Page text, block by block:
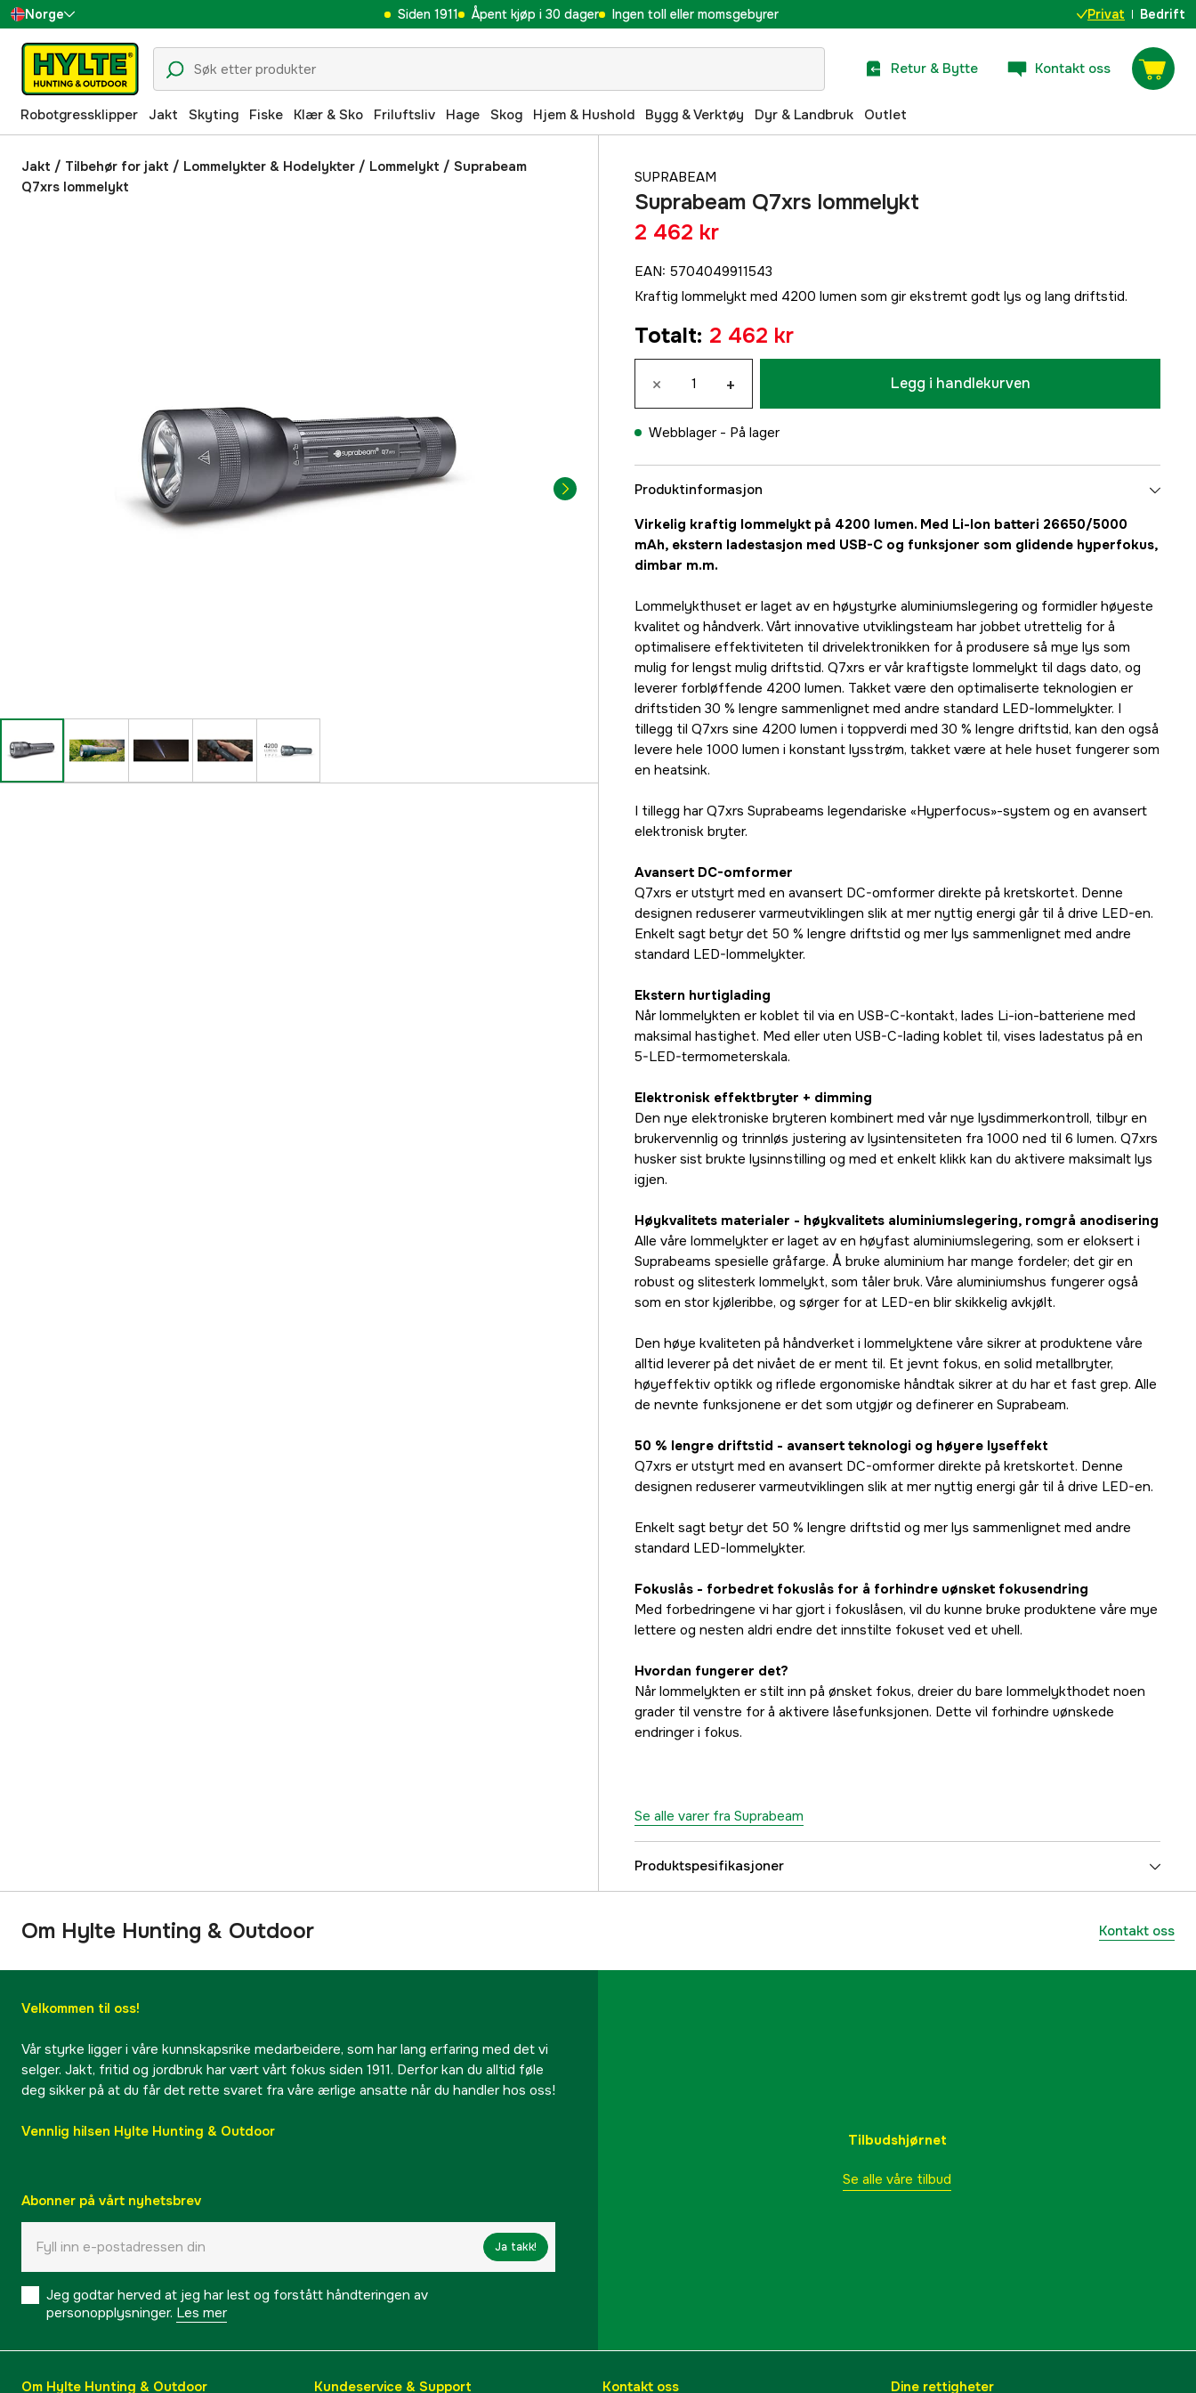
Norge
Sverige
Danmark
Suomi
Deutschland
Siden 1911 Åpent kjøp i 30 dager Ingen toll eller momsgebyrer Privat Bedrift
Retur & Bytte Kontakt oss
Robotgressklipper Jakt Skyting Fiske Klær & Sko Friluftsliv Hage Skog Hjem & Hushold Bygg & Verktøy Dyr & Landbruk Outlet
Jakt / Tilbehør for jakt / Lommelykter & Hodelykter / Lommelykt / Suprabeam
Q7xrs lommelykt
SUPRABEAM
Suprabeam Q7xrs lommelykt
2 462 kr
EAN: 5704049911543
Kraftig lommelykt med 4200 lumen som gir ekstremt godt lys og lang driftstid.
Totalt: 2 462 kr
× + Legg i handlekurven
Webblager - På lager
Produktinformasjon
Virkelig kraftig lommelykt på 4200 lumen. Med Li-Ion batteri 26650/5000
mAh, ekstern ladestasjon med USB-C og funksjoner som glidende hyperfokus,
dimbar m.m.
Lommelykthuset er laget av en høystyrke aluminiumslegering og formidler høyeste
kvalitet og håndverk. Vårt innovative utviklingsteam har jobbet utrettelig for å
optimalisere effektiviteten til drivelektronikken for å produsere så mye lys som
mulig for lengst mulig driftstid. Q7xrs er vår kraftigste lommelykt til dags dato, og
leverer forbløffende 4200 lumen. Takket være den optimaliserte teknologien er
driftstiden 30 % lengre sammenlignet med andre standard LED-lommelykter. I
tillegg til Q7xrs sine 4200 lumen i toppverdi med 30 % lengre driftstid, kan den også
levere hele 1000 lumen i konstant lysstrøm, takket være at hele huset fungerer som
en heatsink.
I tillegg har Q7xrs Suprabeams legendariske «Hyperfocus»-system og en avansert
elektronisk bryter.
Avansert DC-omformer
Q7xrs er utstyrt med en avansert DC-omformer direkte på kretskortet. Denne
designen reduserer varmeutviklingen slik at mer nyttig energi går til å drive LED-en.
Enkelt sagt betyr det 50 % lengre driftstid og mer lys sammenlignet med andre
standard LED-lommelykter.
Ekstern hurtiglading
Når lommelykten er koblet til via en USB-C-kontakt, lades Li-ion-batteriene med
maksimal hastighet. Med eller uten USB-C-lading koblet til, vises ladestatus på en
5-LED-termometerskala.
Elektronisk effektbryter + dimming
Den nye elektroniske bryteren kombinert med vår nye lysdimmerkontroll, tilbyr en
brukervennlig og trinnløs justering av lysintensiteten fra 1000 ned til 6 lumen. Q7xrs
husker sist brukte lysinnstilling og med et enkelt klikk kan du aktivere maksimalt lys
igjen.
Høykvalitets materialer - høykvalitets aluminiumslegering, romgrå anodisering
Alle våre lommelykter er laget av en høyfast aluminiumslegering, som er eloksert i
Suprabeams spesielle gråfarge. Å bruke aluminium har mange fordeler; det gir en
robust og slitesterk lommelykt, som tåler bruk. Våre aluminiumshus fungerer også
som en stor kjøleribbe, og sørger for at LED-en blir skikkelig avkjølt.
Den høye kvaliteten på håndverket i lommelyktene våre sikrer at produktene våre
alltid leverer på det nivået de er ment til. Et jevnt fokus, en solid metallbryter,
høyeffektiv optikk og riflede ergonomiske håndtak sikrer at du har et fast grep. Alle
de nevnte funksjonene er det som utgjør og definerer en Suprabeam.
50 % lengre driftstid - avansert teknologi og høyere lyseffekt
Q7xrs er utstyrt med en avansert DC-omformer direkte på kretskortet. Denne
designen reduserer varmeutviklingen slik at mer nyttig energi går til å drive LED-en.
Enkelt sagt betyr det 50 % lengre driftstid og mer lys sammenlignet med andre
standard LED-lommelykter.
Fokuslås - forbedret fokuslås for å forhindre uønsket fokusendring
Med forbedringene vi har gjort i fokuslåsen, vil du kunne bruke produktene våre mye
lettere og nesten aldri endre det innstilte fokuset ved et uhell.
Hvordan fungerer det?
Når lommelykten er stilt inn på ønsket fokus, dreier du bare lommelykthodet noen
grader til venstre for å aktivere låsefunksjonen. Dette vil forhindre uønskede
endringer i fokus.
Se alle varer fra Suprabeam
Produktspesifikasjoner
Om Hylte Hunting & Outdoor Kontakt oss
Velkommen til oss!
Vår styrke ligger i våre kunnskapsrike medarbeidere, som har lang erfaring med det vi
selger. Jakt, fritid og jordbruk har vært vårt fokus siden 1911. Derfor kan du alltid føle
deg sikker på at du får det rette svaret fra våre ærlige ansatte når du handler hos oss!
Vennlig hilsen Hylte Hunting & Outdoor
Abonner på vårt nyhetsbrev
Ja takk!
Jeg godtar herved at jeg har lest og forstått håndteringen av
personopplysninger. Les mer
Tilbudshjørnet
Se alle våre tilbud
Om Hylte Hunting & Outdoor Kundeservice & Support Kontakt oss Dine rettigheter